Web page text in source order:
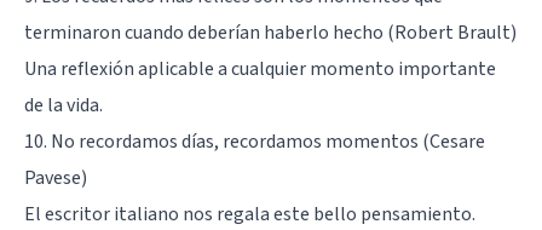
terminaron cuando deberían haberlo hecho (Robert Brault)
Una reflexión aplicable a cualquier momento importante
de la vida.
10. No recordamos días, recordamos momentos (Cesare
Pavese)
El escritor italiano nos regala este bello pensamiento.